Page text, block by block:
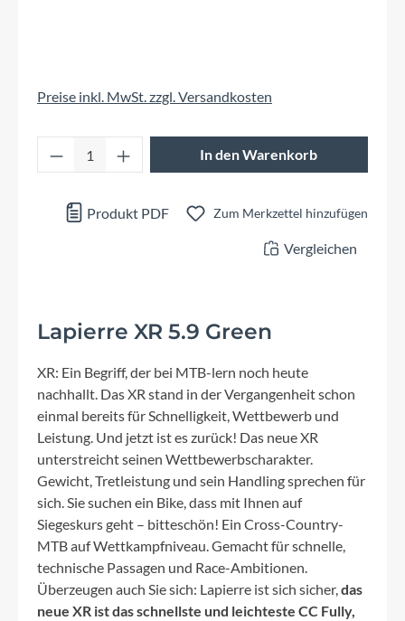
Preise inkl. MwSt. zzgl. Versandkosten
Produkt Anzahl: Gib den gewünschten
In den Warenkorb
Produkt PDF Zum Merkzettel hinzufügen
Vergleichen
Lapierre XR 5.9 Green
XR: Ein Begriff, der bei MTB-lern noch heute
nachhallt. Das XR stand in der Vergangenheit schon
einmal bereits für Schnelligkeit, Wettbewerb und
Leistung. Und jetzt ist es zurück! Das neue XR
unterstreicht seinen Wettbewerbscharakter.
Gewicht, Tretleistung und sein Handling sprechen für
sich. Sie suchen ein Bike, dass mit Ihnen auf
Siegeskurs geht – bitteschön! Ein Cross-Country-
MTB auf Wettkampfniveau. Gemacht für schnelle,
technische Passagen und Race-Ambitionen.
Überzeugen auch Sie sich: Lapierre ist sich sicher,das
neue XR ist das schnellste und leichteste CC Fully,